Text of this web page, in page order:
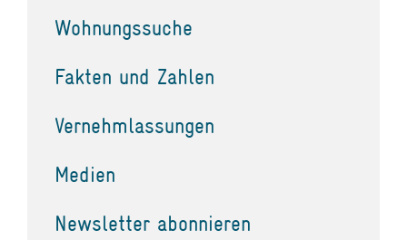
Wohnungssuche
Fakten und Zahlen
Vernehmlassungen
Medien
Newsletter abonnieren